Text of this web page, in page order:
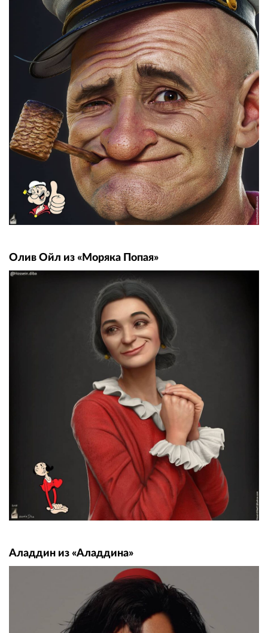
Олив Ойл из «Моряка Попая»
Аладдин из «Аладдина»